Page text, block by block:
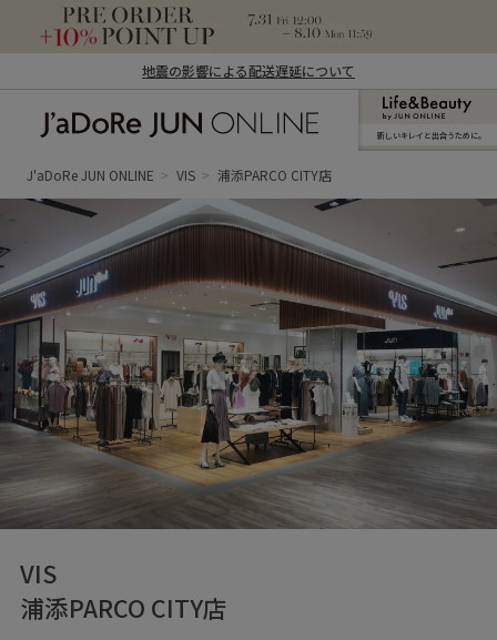
地震の影響による配送遅延について
ン オンライン）
新しいキレイと出合うために。
J'aDoRe JUN ONLINE VIS 浦添PARCO CITY店
VIS
浦添PARCO CITY店